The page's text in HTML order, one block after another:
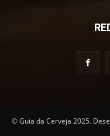
© Guia da Cerveja 2025.